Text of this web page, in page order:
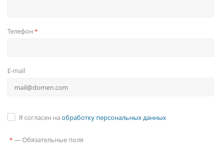
Телефон *
E-mail
Я согласен на обработку персональных данных
* — Обязательные поля